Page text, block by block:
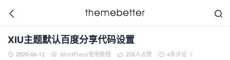

 
XIU主题默认百度分享代码设置
 2020-06-12  WordPress使用教程  255人点赞  4条评论 